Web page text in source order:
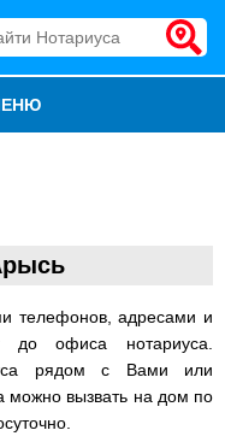
телефонов, адресами и
до офиса нотариуса.
рядом с Вами или
можно вызвать на дом по